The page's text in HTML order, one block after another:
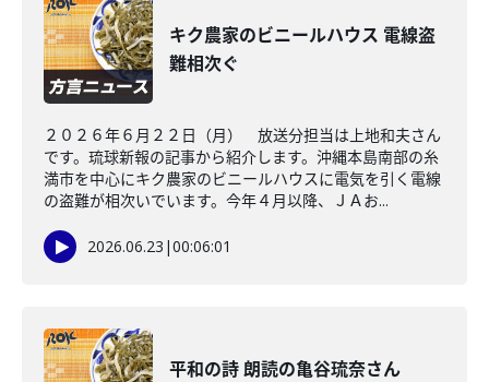
キク農家のビニールハウス 電線盗
難相次ぐ
２０２６年６月２２日（月） 放送分担当は上地和夫さん
です。琉球新報の記事から紹介します。沖縄本島南部の糸
満市を中心にキク農家のビニールハウスに電気を引く電線
の盗難が相次いでいます。今年４月以降、ＪＡお...
2026.06.23 |00:06:01
平和の詩 朗読の亀谷琉奈さん